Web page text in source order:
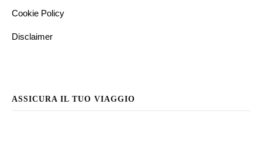
Cookie Policy
Disclaimer
ASSICURA IL TUO VIAGGIO